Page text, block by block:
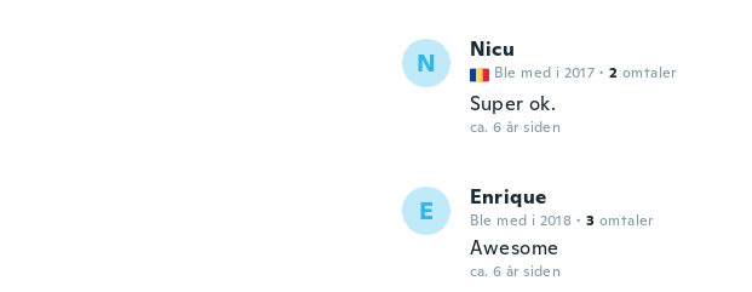
N Nicu
Ble med i 2017 · 2 omtaler
Super ok.
ca. 6 år siden
E Enrique
Ble med i 2018 · 3 omtaler
Awesome
ca. 6 år siden